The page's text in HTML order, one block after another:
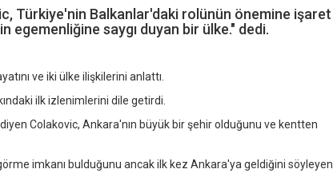
Türkiye'nin Balkanlar'daki rolünün önemine işaret
saygı duyan bir ülke." dedi.
ve iki ülke ilişkilerini anlattı.
ilk izlenimlerini dile getirdi.
Colakovic, Ankara'nın büyük bir şehir olduğunu ve kentten
imkanı bulduğunu ancak ilk kez Ankara'ya geldiğini söyleyen